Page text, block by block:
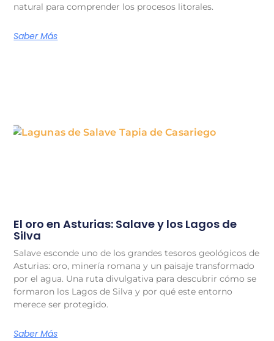
natural para comprender los procesos litorales.
Saber Más
El oro en Asturias: Salave y los Lagos de
Silva
Salave esconde uno de los grandes tesoros geológicos de
Asturias: oro, minería romana y un paisaje transformado
por el agua. Una ruta divulgativa para descubrir cómo se
formaron los Lagos de Silva y por qué este entorno
merece ser protegido.
Saber Más